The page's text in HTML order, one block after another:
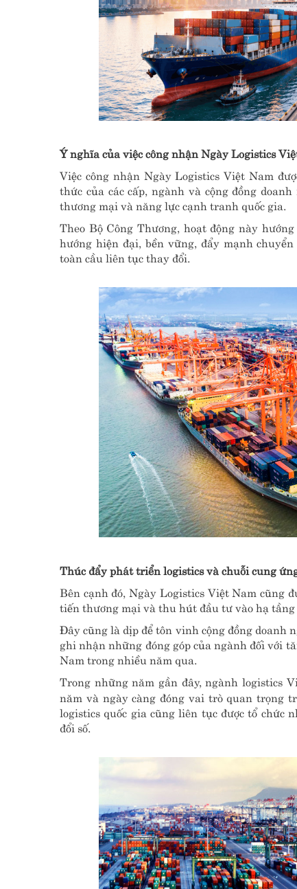
Ý nghĩa của việc công nhận Ngày Logistics
Việc công nhận Ngày Logistics Việt Nam
thức của các cấp, ngành và cộng đồng
thương mại và năng lực cạnh tranh quốc gia.
Theo Bộ Công Thương, hoạt động này
hướng hiện đại, bền vững, đẩy mạnh
toàn cầu liên tục thay đổi.
Thúc đẩy phát triển logistics và chuỗi cung
Bên cạnh đó, Ngày Logistics Việt Nam cũng
tiến thương mại và thu hút đầu tư vào hạ
Đây cũng là dịp để tôn vinh cộng đồng doanh
ghi nhận những đóng góp của ngành đối với
Nam trong nhiều năm qua.
Trong những năm gần đây, ngành logistics
năm và ngày càng đóng vai trò quan trọng
logistics quốc gia cũng liên tục được tổ chức
đổi số.